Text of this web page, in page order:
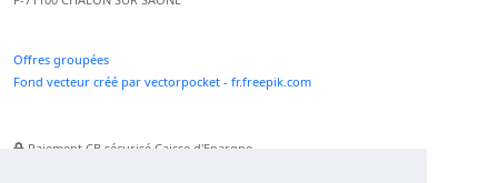
Offres groupées
Fond vecteur créé par vectorpocket - fr.freepik.com
Paiement CB sécurisé Caisse d'Epargne